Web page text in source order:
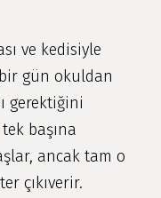
ve kedisiyle
gün okuldan
gerektiğini
başına
ancak tam o
çıkıverir.